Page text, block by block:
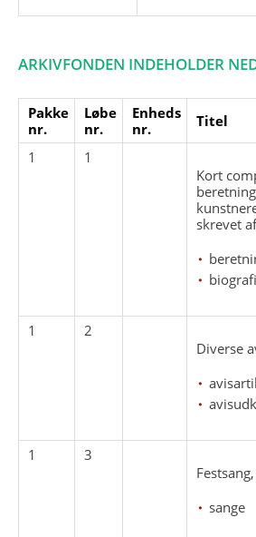
ARKIVFONDEN INDEHOLDER
Pakke
nr.
Løbe
nr.
Enheds
nr.
Titel
1
1
Kort
skrevet
1
2
Diverse
1
3
sange